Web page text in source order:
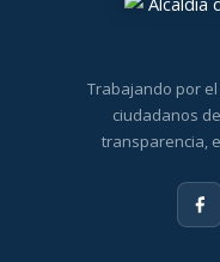
Trabajando por
ciudadanos
transparencia,